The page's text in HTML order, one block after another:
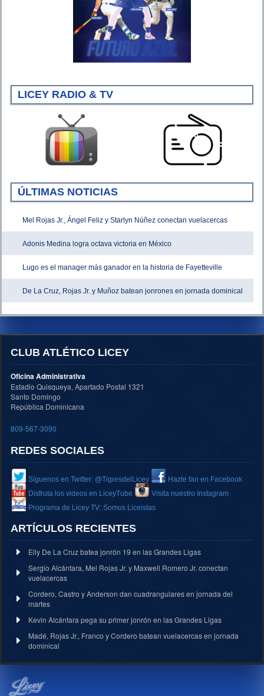
LICEY RADIO & TV
ÚLTIMAS NOTICIAS
Mel Rojas Jr., Ángel Feliz y Starlyn Núñez conectan vuelacercas
Adonis Medina logra octava victoria en México
Lugo es el manager más ganador en la historia de Fayetteville
De La Cruz, Rojas Jr. y Muñoz batean jonrones en jornada dominical
CLUB ATLÉTICO LICEY
Oficina Administrativa
Estadio Quisqueya, Apartado Postal 1321
Santo Domingo
República Dominicana
809-567-3090
REDES SOCIALES
Síguenos en Twitter: @TigresdelLicey
Hazte fan en Facebook
Disfruta los videos en LiceyTube
Visita nuestro Instagram
Programa de Licey TV: Somos Liceistas
ARTÍCULOS RECIENTES
Elly De La Cruz batea jonrón 19 en las Grandes Ligas
Sergio Alcántara, Mel Rojas Jr. y Maxwell Romero Jr. conectan
vuelacercas
Cordero, Castro y Anderson dan cuadrangulares en jornada del
martes
Kevin Alcántara pega su primer jonrón en las Grandes Ligas
Madé, Rojas Jr., Franco y Cordero batean vuelacercas en jornada
dominical